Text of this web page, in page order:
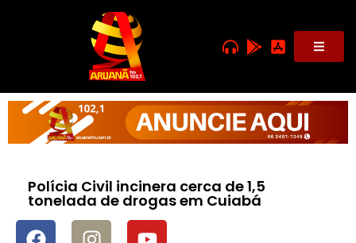
Polícia Civil incinera cerca de 1,5
tonelada de drogas em Cuiabá